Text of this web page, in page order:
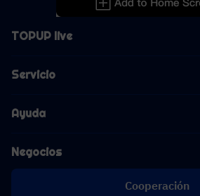
TOPUP live
Servicio
Ayuda
Negocios
Cooperación